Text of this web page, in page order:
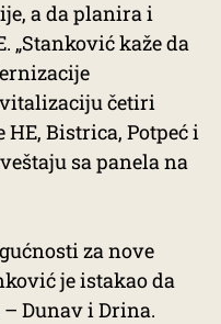
a da planira i
kaže da
četiri
Bistrica, Potpeć i
sa panela na
za nove
je istakao da
Dunav i Drina.